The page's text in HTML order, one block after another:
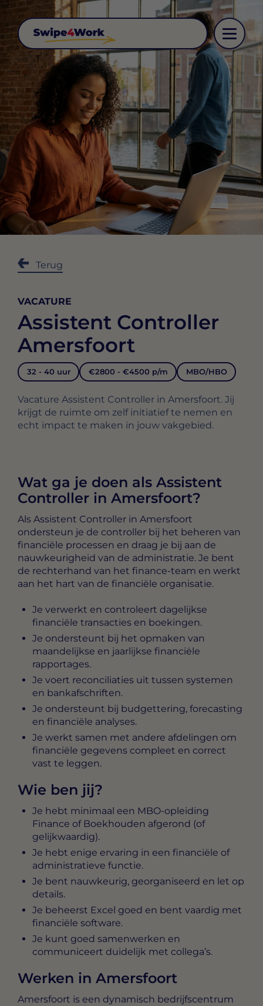
Terug
VACATURE
Assistent Controller
Amersfoort
32 - 40 uur €2800 - €4500 p/m MBO/HBO
Vacature Assistent Controller in Amersfoort. Jij
krijgt de ruimte om zelf initiatief te nemen en
echt impact te maken in jouw vakgebied.
Wat ga je doen als Assistent
Controller in Amersfoort?
Als Assistent Controller in Amersfoort
ondersteun je de controller bij het beheren van
financiële processen en draag je bij aan de
nauwkeurigheid van de administratie. Je bent
de rechterhand van het finance-team en werkt
aan het hart van de financiële organisatie.
Je verwerkt en controleert dagelijkse
financiële transacties en boekingen.
Je ondersteunt bij het opmaken van
maandelijkse en jaarlijkse financiële
rapportages.
Je voert reconciliaties uit tussen systemen
en bankafschriften.
Je ondersteunt bij budgettering, forecasting
en financiële analyses.
Je werkt samen met andere afdelingen om
financiële gegevens compleet en correct
vast te leggen.
Wie ben jij?
Je hebt minimaal een MBO-opleiding
Finance of Boekhouden afgerond (of
gelijkwaardig).
Je hebt enige ervaring in een financiële of
administratieve functie.
Je bent nauwkeurig, georganiseerd en let op
details.
Je beheerst Excel goed en bent vaardig met
financiële software.
Je kunt goed samenwerken en
communiceert duidelijk met collega’s.
Werken in Amersfoort
Amersfoort is een dynamisch bedrijfscentrum